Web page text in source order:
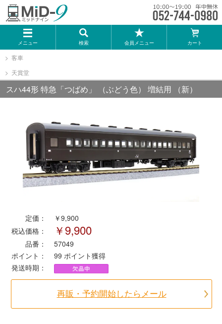
メニュー 検索 会員メニュー カート
メーカー一覧
TOMIX
KATO
トミーテック
マイクロエース
タカラトミー（プラレール）
ポポンデッタ
MODEMO(モデモ)
客車
天賞堂
スハ44形 特急「つばめ」 （ぶどう色） 増結用 （新）
定価：
￥9,900
税込価格：
￥9,900
品番：
57049
ポイント：
99 ポイント獲得
発送時期：
再販・予約開始したらメール